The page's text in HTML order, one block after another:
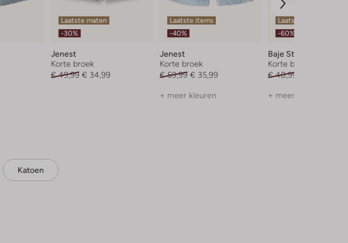
Laatste maten
-30%
Jenest
Korte broek
€ 49,99 € 34,99
Laatste items
-40%
Jenest
Korte broek
€ 59,99 € 35,99
+ meer kleuren
Laatste item
-60%
Baje Studio
Korte broek
€ 48,99
+ meer kleuren
Katoen